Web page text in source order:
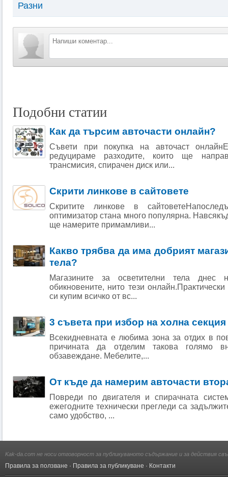
Разни
Подобни статии
Как да търсим авточасти онлайн?
Съвети при покупка на авточаст
редуцираме разходите, които ще
трансмисия, спирачен диск или...
Скрити линкове в сайтовете
Скритите линкове в
оптимизатор стана много популярна.
ще намерите примамливи...
Какво трябва да има добрият
тела?
Магазините за осветителни тела днес
обикновените, нито тези
си купим всичко от вс...
3 съвета при избор на холна секция
Всекидневната е любима зона за отдих в
причината да отделим такова голямо
обзавеждане. Мебелите,...
От къде да намерим авточасти
Повреди по двигателя и спирачната
ежегодните технически прегледи са
само удобство, ...
Kak-da.com не носи отговорност за публикуваното съдържание и за действия
Правила за ползване · Правила за публикуване · Контакти